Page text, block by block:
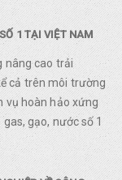
1 TẠI VIỆT NAM
nâng cao trải
cả trên môi trường
vụ hoàn hảo xứng
gạo, nước số 1